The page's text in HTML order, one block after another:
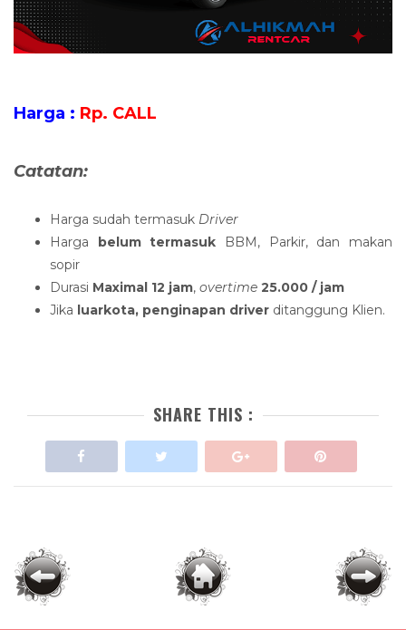
Harga : Rp. CALL
Catatan:
Harga sudah termasuk Driver
Harga belum termasuk BBM, Parkir, dan makan
sopir
Durasi Maximal 12 jam, overtime 25.000 / jam
Jika luarkota, penginapan driver ditanggung Klien.
SHARE THIS :